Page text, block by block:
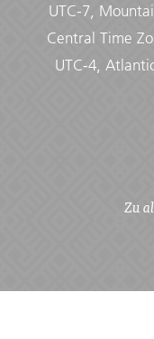
UTC-7,
Central Time
UTC-4,
Zu